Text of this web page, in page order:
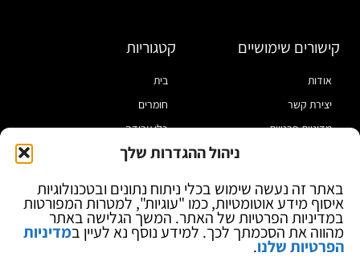
ניהול ההגדרות שלך
באתר זה נעשה שימוש בכלי ניתוח נתונים ובטכנולוגיות
איסוף מידע אוטומטיות, כמו "עוגיות", למטרות המפורטות
במדיניות הפרטיות של האתר. המשך הגלישה באתר
מהווה את הסכמתך לכך. למידע נוסף נא לעיין במדיניות
הפרטיות שלנו.
קישורים שימושיים
אודות
יצירת קשר
מדיניות פרטיות
בלוג
קטגוריות
בית
חומרים
כלי עבודה
מוצרי הלחמה
ספקי כח ומודדים
ציוד אופטי להגדלה